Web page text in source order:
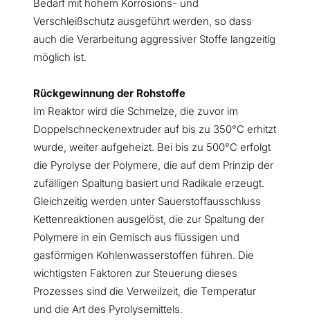
Bedarf mit hohem Korrosions- und
Verschleißschutz ausgeführt werden, so dass
auch die Verarbeitung aggressiver Stoffe langzeitig
möglich ist.
Rückgewinnung der Rohstoffe
Im Reaktor wird die Schmelze, die zuvor im
Doppelschneckenextruder auf bis zu 350°C erhitzt
wurde, weiter aufgeheizt. Bei bis zu 500°C erfolgt
die Pyrolyse der Polymere, die auf dem Prinzip der
zufälligen Spaltung basiert und Radikale erzeugt.
Gleichzeitig werden unter Sauerstoffausschluss
Kettenreaktionen ausgelöst, die zur Spaltung der
Polymere in ein Gemisch aus flüssigen und
gasförmigen Kohlenwasserstoffen führen. Die
wichtigsten Faktoren zur Steuerung dieses
Prozesses sind die Verweilzeit, die Temperatur
und die Art des Pyrolysemittels.